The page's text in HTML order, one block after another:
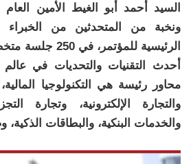
السيد أحمد أبو الغيط الأمين العام
ونخبة من المتحدثين من الخبراء
الرئيسية
محاور رئيسة هي التكنولوجيا
والتجارة الإلكترونية، وتجارة
والخدمات البنكية، والبطاقات الذكية،